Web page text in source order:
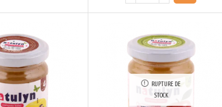
RUPTURE DE
STOCK